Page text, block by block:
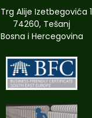
Trg Alije Izetbegovića 1
74260, Tešanj
Bosna i Hercegovina